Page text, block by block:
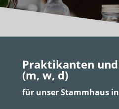
Praktikanten
(m, w, d)
für unser Stammhaus